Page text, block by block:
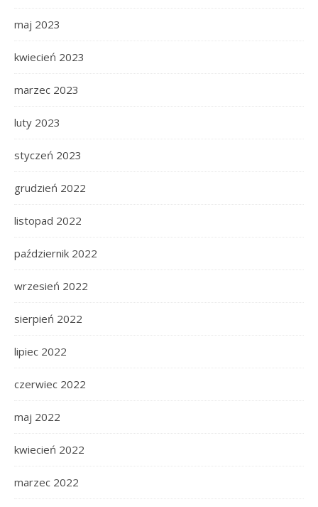
maj 2023
kwiecień 2023
marzec 2023
luty 2023
styczeń 2023
grudzień 2022
listopad 2022
październik 2022
wrzesień 2022
sierpień 2022
lipiec 2022
czerwiec 2022
maj 2022
kwiecień 2022
marzec 2022